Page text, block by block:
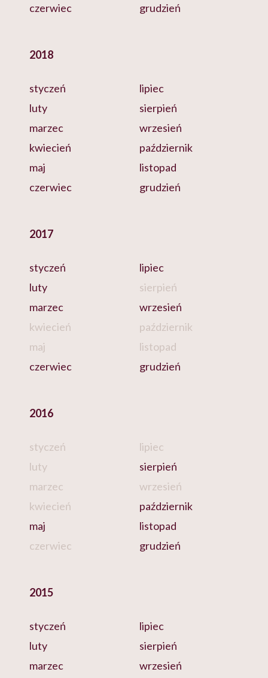
czerwiec grudzień
2018
styczeń
luty
marzec
kwiecień
maj
czerwiec
lipiec
sierpień
wrzesień
październik
listopad
grudzień
2017
styczeń
luty
marzec
kwiecień
maj
czerwiec
lipiec
sierpień
wrzesień
październik
listopad
grudzień
2016
styczeń
luty
marzec
kwiecień
maj
czerwiec
lipiec
sierpień
wrzesień
październik
listopad
grudzień
2015
styczeń
luty
marzec
lipiec
sierpień
wrzesień